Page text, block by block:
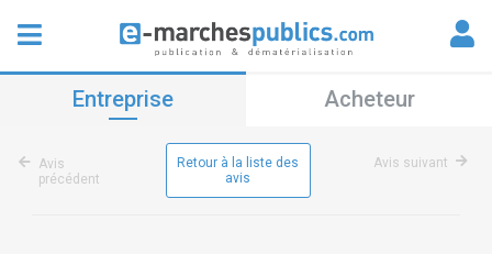
Entreprise Acheteur
Avis
précédent
Retour à la liste des
avis
Avis suivant